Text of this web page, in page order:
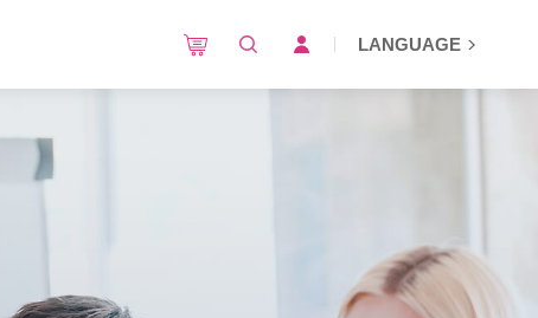
LANGUAGE